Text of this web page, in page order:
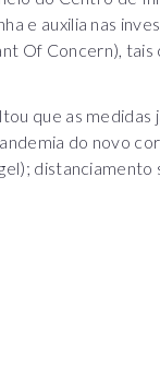
e auxilia nas
Of Concern),
que as
do novo